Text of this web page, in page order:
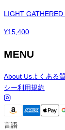
LIGHT
¥15,400
MENU
About Usよくある
シー利用規約
言語